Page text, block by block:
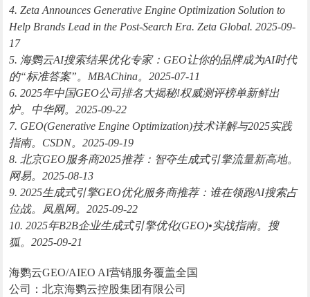
4. Zeta Announces Generative Engine Optimization Solution to
Help Brands Lead in the Post-Search Era. Zeta Global. 2025-09-
17
5. 海鹦云AI搜索结果优化专家：GEO让你的品牌成为AI时代
的“标准答案”。MBAChina。2025-07-11
6. 2025年中国GEO公司排名大揭秘!权威测评榜单新鲜出
炉。中华网。2025-09-22
7. GEO(Generative Engine Optimization)技术详解与2025实践
指南。CSDN。2025-09-19
8. 北京GEO服务商2025推荐：智夺生成式引擎流量新高地。
网易。2025-08-13
9. 2025生成式引擎GEO优化服务商推荐：谁在领跑AI搜索占
位战。凤凰网。2025-09-22
10. 2025年B2B企业生成式引擎优化(GEO)•实战指南。搜
狐。2025-09-21
海鹦云GEO/AIEO AI营销服务覆盖全国
公司：北京海鹦云控股集团有限公司